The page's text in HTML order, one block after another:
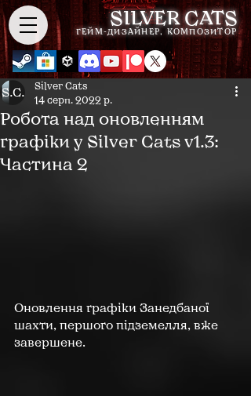
SILVER CATS
ГЕЙМ-ДИЗАЙНЕР, КОМПОЗИТОР
Робота над оновленням
графіки у Silver Cats v1.3:
Частина 2
Silver Cats
14 серп. 2022 р.
Оновлення графіки Занедбаної
шахти, першого підземелля, вже
завершене.